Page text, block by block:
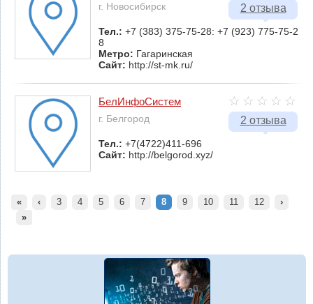
2 отзыва
г. Новосибирск
Тел.: +7 (383) 375-75-28: +7 (923) 775-75-2
8
Метро: Гагаринская
Сайт: http://st-mk.ru/
2 отзыва
БелИнфоСистем
г. Белгород
Тел.: +7(4722)411-696
Сайт: http://belgorod.xyz/
« ‹ 3 4 5 6 7 8 9 10 11 12
›
»